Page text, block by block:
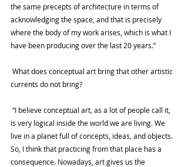
the same precepts of architecture in terms of
acknowledging the space, and that is precisely
where the body of my work arises, which is what I
have been producing over the last 20 years.”
currents do not bring?
is very logical inside the world we are living. We
live in a planet full of concepts, ideas, and objects.
So, I think that practicing from that place has a
consequence. Nowadays, art gives us the